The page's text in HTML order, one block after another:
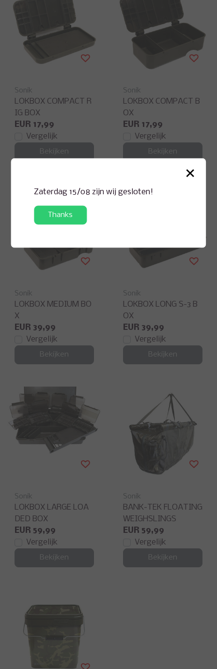
Sonik
LOKBOX COMPACT R
IG BOX
EUR 17,99
Vergelijk
Bekijken
Sonik
LOKBOX COMPACT B
OX
EUR 17,99
Vergelijk
Bekijken
Sonik
LOKBOX MEDIUM BO
X
EUR 39,99
Vergelijk
Bekijken
Sonik
LOKBOX LONG S-3 B
OX
EUR 39,99
Vergelijk
Bekijken
Sonik
LOKBOX LARGE LOA
DED BOX
EUR 59,99
Vergelijk
Bekijken
Sonik
BANK-TEK FLOATING
WEIGHSLINGS
EUR 59,99
Vergelijk
Bekijken
×
Zaterdag 15/08 zijn wij gesloten!
Thanks